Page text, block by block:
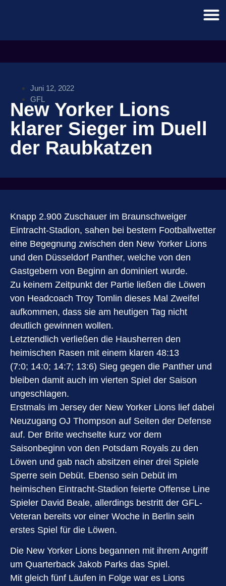
Juni 12, 2022
GFL
New Yorker Lions
klarer Sieger im Duell
der Raubkatzen
Knapp 2.900 Zuschauer im Braunschweiger
Eintracht-Stadion, sahen bei bestem Footballwetter
eine Begegnung zwischen den New Yorker Lions
und den Düsseldorf Panther, welche von den
Gastgebern von Beginn an dominiert wurde.
Zu keinem Zeitpunkt der Partie ließen die Löwen
von Headcoach Troy Tomlin dieses Mal Zweifel
aufkommen, dass sie am heutigen Tag nicht
deutlich gewinnen wollen.
Letztendlich verließen die Hausherren den
heimischen Rasen mit einem klaren 48:13
(7:0; 14:0; 14:7; 13:6) Sieg gegen die Panther und
bleiben damit auch im vierten Spiel der Saison
ungeschlagen.
Erstmals im Jersey der New Yorker Lions lief dabei
Neuzugang OJ Thompson auf Seiten der Defense
auf. Der Brite wechselte kurz vor dem
Saisonbeginn von den Potsdam Royals zu den
Löwen und gab nach absitzen einer drei Spiele
Sperre sein Debüt. Ebenso sein Debüt im
heimischen Eintracht-Stadion feierte Offense Line
Spieler David Beale, allerdings bestritt der GFL-
Veteran bereits vor einer Woche in Berlin sein
erstes Spiel für die Löwen.
Die New Yorker Lions begannen mit ihrem Angriff
um Quarterback Jakob Parks das Spiel.
Mit gleich fünf Läufen in Folge war es Lions